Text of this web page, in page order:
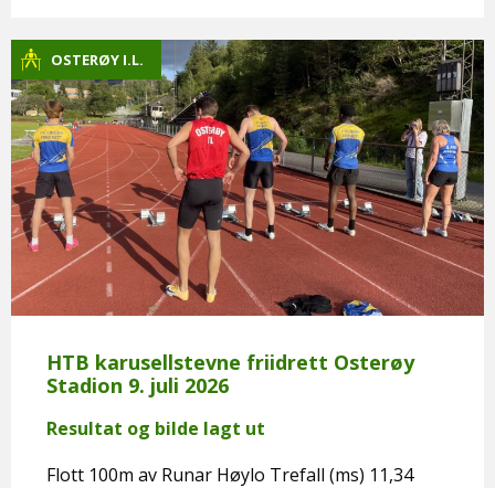
OSTERØY I.L.
HTB karusellstevne friidrett Osterøy
Stadion 9. juli 2026
Resultat og bilde lagt ut
Flott 100m av Runar Høylo Trefall (ms) 11,34